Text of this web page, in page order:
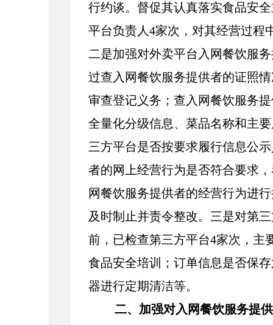
行约谈。督促其认真落实食品安
平台负责人4家次，对其经营过程
二是加强对外卖平台入网餐饮服
过查入网餐饮服务提供者的证照
审查登记义务；查入网餐饮服务
全量化分级信息、菜品名称和主
三方平台是否按要求履行信息公
者的网上经营行为是否符合要求
网餐饮服务提供者的经营行为进
及时制止并责令整改。 三是对第
前，已检查第三方平台4家次，主
食品安全培训；订单信息是否保
器进行定期清洁等。
二、加强对入网餐饮服务提